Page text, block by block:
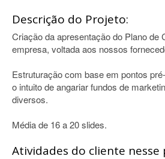
Descrição do Projeto:
Criação da apresentação do Plano de
empresa, voltada aos nossos
Estruturação com base em pontos
o intuito de angariar fundos de
diversos.
Média de 16 a 20 slides.
Atividades do cliente nesse